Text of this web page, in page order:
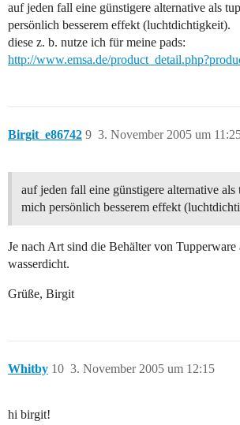
auf jeden fall eine günstigere alternative als
persönlich besserem effekt (luchtdichtigkeit).
diese z. b. nutze ich für meine pads:
http://www.emsa.de/
Birgit_e86742 3. November 2005 um
9
auf jeden fall eine günstigere alternative
mich persönlich besserem effekt
Je nach Art sind die Behälter von
wasserdicht.
Grüße, Birgit
Whitby 3. November 2005 um 12:15
10
hi birgit!